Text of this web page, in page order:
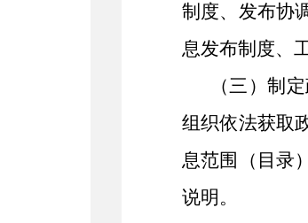
制度、发布协
息发布制度、
（三）制
组织依法获取
息范围（目录
说明。